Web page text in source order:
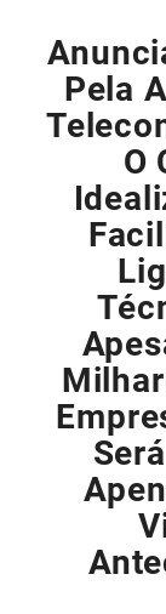
Pela
O